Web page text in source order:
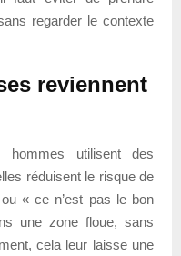
regarder le contexte
reviennent
utilisent des
réduisent le risque de
« ce n’est pas le bon
une zone floue, sans
cela leur laisse une